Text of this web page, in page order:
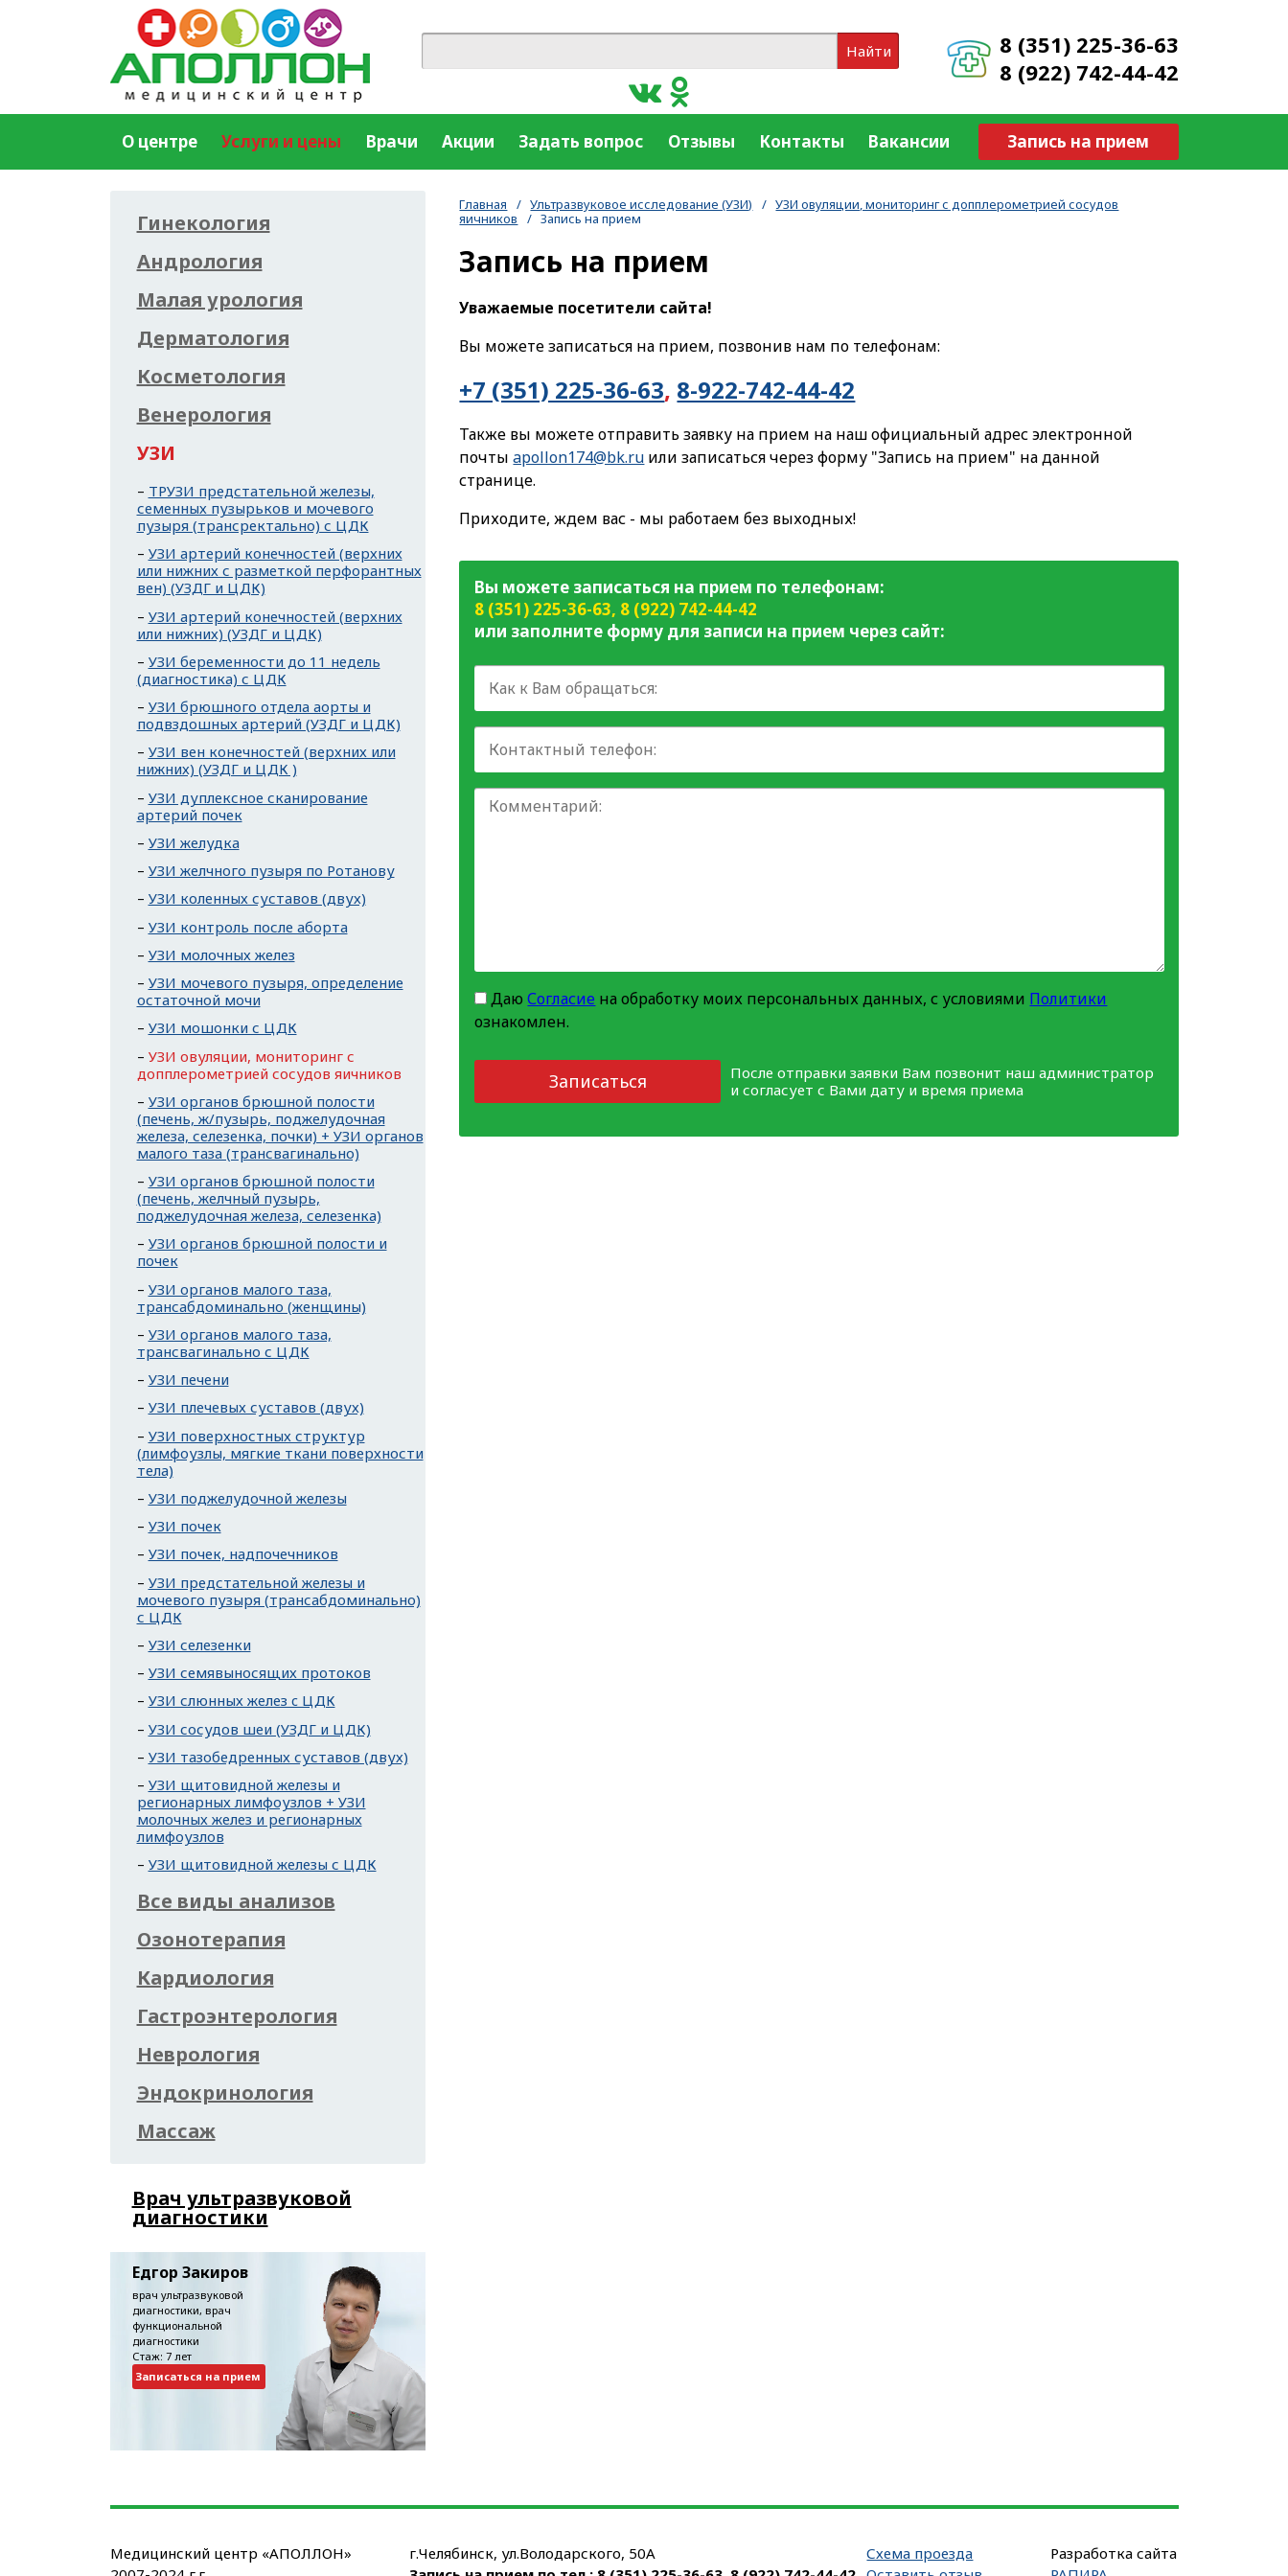
8 (351) 225-36-63
8 (922) 742-44-42
Найти
Запись на прием
О центре Услуги и цены Врачи Акции Задать вопрос Отзывы Контакты Вакансии
Главная / Ультразвуковое исследование (УЗИ) / УЗИ овуляции, мониторинг с допплерометрией сосудов
яичников
/ Запись на прием
Запись на прием
Уважаемые посетители сайта!
Вы можете записаться на прием, позвонив нам по телефонам:
+7 (351) 225-36-63, 8-922-742-44-42
Также вы можете отправить заявку на прием на наш официальный адрес электронной
почтыapollon174@bk.ru или записаться через форму "Запись на прием" на данной
странице.
Приходите, ждем вас - мы работаем без выходных!
Вы можете записаться на прием по телефонам:
8 (351) 225-36-63, 8 (922) 742-44-42
или заполните форму для записи на прием через сайт:
ДаюСогласие на обработку моих персональных данных, с условиями Политики
ознакомлен.
Записаться
После отправки заявки Вам позвонит наш администратор
и согласует с Вами дату и время приема
Гинекология
Андрология
Малая урология
Дерматология
Косметология
Венерология
УЗИ
ТРУЗИ предстательной железы,
семенных пузырьков и мочевого
пузыря (трансректально) с ЦДК
УЗИ артерий конечностей (верхних
или нижних с разметкой перфорантных
вен) (УЗДГ и ЦДК)
УЗИ артерий конечностей (верхних
или нижних) (УЗДГ и ЦДК)
УЗИ беременности до 11 недель
(диагностика) с ЦДК
УЗИ брюшного отдела аорты и
подвздошных артерий (УЗДГ и ЦДК)
УЗИ вен конечностей (верхних или
нижних) (УЗДГ и ЦДК )
УЗИ дуплексное сканирование
артерий почек
УЗИ желудка
УЗИ желчного пузыря по Ротанову
УЗИ коленных суставов (двух)
УЗИ контроль после аборта
УЗИ молочных желез
УЗИ мочевого пузыря, определение
остаточной мочи
УЗИ мошонки с ЦДК
УЗИ овуляции, мониторинг с
допплерометрией сосудов яичников
УЗИ органов брюшной полости
(печень, ж/пузырь, поджелудочная
железа, селезенка, почки) + УЗИ органов
малого таза (трансвагинально)
УЗИ органов брюшной полости
(печень, желчный пузырь,
поджелудочная железа, селезенка)
УЗИ органов брюшной полости и
почек
УЗИ органов малого таза,
трансабдоминально (женщины)
УЗИ органов малого таза,
трансвагинально с ЦДК
УЗИ печени
УЗИ плечевых суставов (двух)
УЗИ поверхностных структур
(лимфоузлы, мягкие ткани поверхности
тела)
УЗИ поджелудочной железы
УЗИ почек
УЗИ почек, надпочечников
УЗИ предстательной железы и
мочевого пузыря (трансабдоминально)
с ЦДК
УЗИ селезенки
УЗИ семявыносящих протоков
УЗИ слюнных желез c ЦДК
УЗИ сосудов шеи (УЗДГ и ЦДК)
УЗИ тазобедренных суставов (двух)
УЗИ щитовидной железы и
регионарных лимфоузлов + УЗИ
молочных желез и регионарных
лимфоузлов
УЗИ щитовидной железы с ЦДК
Все виды анализов
Озонотерапия
Кардиология
Гастроэнтерология
Неврология
Эндокринология
Массаж
Врач ультразвуковой
диагностики
Едгор Закиров
врач ультразвуковой
диагностики, врач
функциональной
диагностики
Стаж: 7 лет
Записаться на прием
Медицинский центр «АПОЛЛОН»
г.Челябинск, ул.Володарского, 50А
Схема проезда
Разработка сайта